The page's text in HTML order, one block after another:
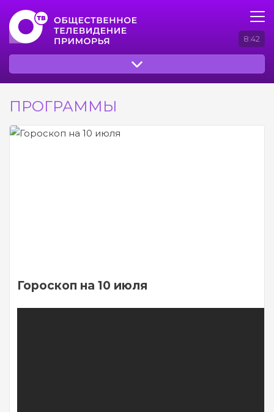
8:42
ПРОГРАММЫ
Гороскоп на 10 июля